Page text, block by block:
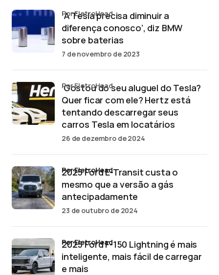
‘A Tesla precisa diminuir a
diferença conosco’, diz BMW
sobre baterias
por EletroHead
7 de novembro de 2023
‘Gostou do seu aluguel do Tesla?
Quer ficar com ele? Hertz está
tentando descarregar seus
carros Tesla em locatários
por EletroHead
26 de dezembro de 2024
2025 Ford E-Transit custa o
mesmo que a versão a gás
antecipadamente
por EletroHead
23 de outubro de 2024
2025 Ford F-150 Lightning é mais
inteligente, mais fácil de carregar
e mais
por EletroHead